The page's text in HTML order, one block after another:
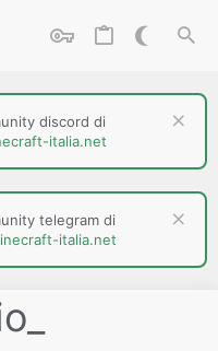
discord di
italia.net
telegram di
italia.net